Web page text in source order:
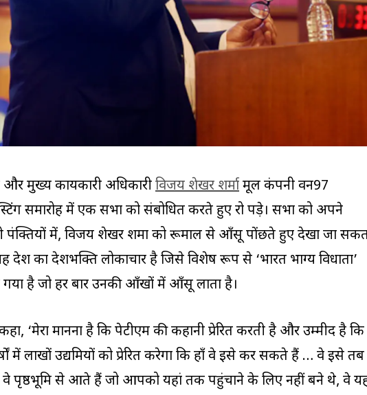
मुख्य कार्यकारी अधिकारीविजय शेखर शर्मामूल कंपनी वन97
समारोह में एक सभा को संबोधित करते हुए रो पड़े। सभा को अपने
में, विजय शेखर शर्मा को रूमाल से आँसू पोंछते हुए देखा जा
देश का देशभक्ति लोकाचार है जिसे विशेष रूप से ‘भारत भाग्य विधाता’
गया है जो हर बार उनकी आँखों में आँसू लाता है।
‘मेरा मानना ​​​​है कि पेटीएम की कहानी प्रेरित करती है और उम्मीद है कि
में लाखों उद्यमियों को प्रेरित करेगा कि हाँ वे इसे कर सकते हैं … वे इसे तब
पृष्ठभूमि से आते हैं जो आपको यहां तक ​​पहुंचाने के लिए नहीं बने थे, वे